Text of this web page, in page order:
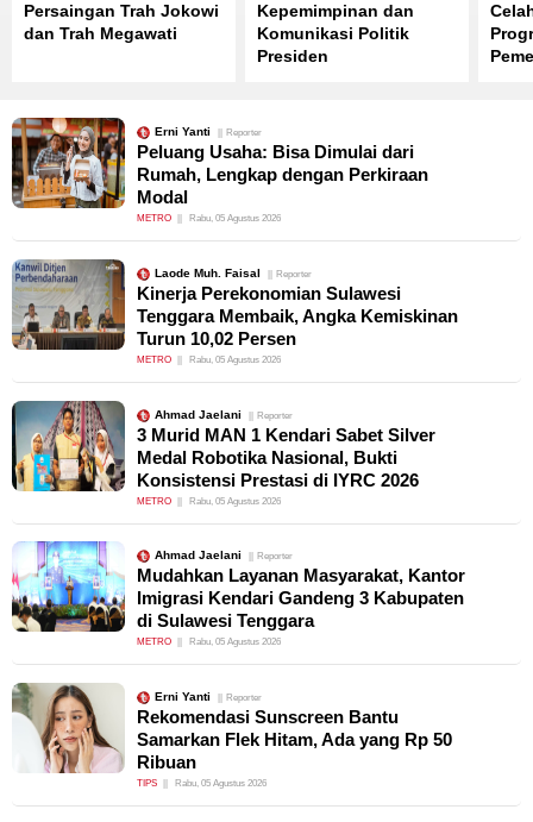
Persaingan Trah Jokowi
dan Trah Megawati
Kepemimpinan dan
Komunikasi Politik
Presiden
Erni Yanti Reporter
Peluang Usaha: Bisa Dimulai dari
Rumah, Lengkap dengan Perkiraan
Modal
METRO Rabu, 05 Agustus 2026
Laode Muh. Faisal Reporter
Kinerja Perekonomian Sulawesi
Tenggara Membaik, Angka Kemiskinan
Turun 10,02 Persen
METRO Rabu, 05 Agustus 2026
Ahmad Jaelani Reporter
3 Murid MAN 1 Kendari Sabet Silver
Medal Robotika Nasional, Bukti
Konsistensi Prestasi di IYRC 2026
METRO Rabu, 05 Agustus 2026
Ahmad Jaelani Reporter
Mudahkan Layanan Masyarakat, Kantor
Imigrasi Kendari Gandeng 3 Kabupaten
di Sulawesi Tenggara
METRO Rabu, 05 Agustus 2026
Erni Yanti Reporter
Rekomendasi Sunscreen Bantu
Samarkan Flek Hitam, Ada yang Rp 50
Ribuan
TIPS Rabu, 05 Agustus 2026